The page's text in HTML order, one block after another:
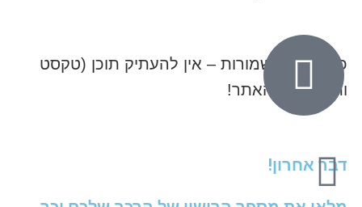
כל הזכויות שמורות – אין להעתיק תוכן (טקסט
ותמונות) מהאתר!
דבר אחרון!